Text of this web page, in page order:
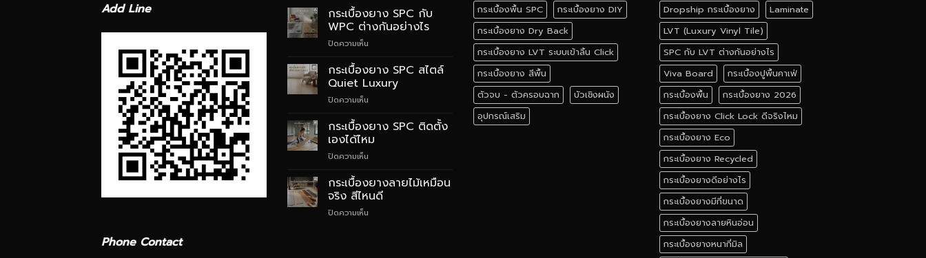
Add Line
Phone Contact
กระเบื้องยาง SPC กับ
WPC ต่างกันอย่างไร
ปิดความเห็น
ยาง
กับ
กัน
อย่างไร
กระเบื้องยาง SPC สไตล์
Quiet Luxury
ปิดความเห็น
ยาง
SPC
สไตล์
กระเบื้องยาง SPC ติดตั้ง
เองได้ไหม
ปิดความเห็น
ยาง
SPC
ติด
กระเบื้องยางลายไม้เหมือน
จริง สีไหนดี
ปิดความเห็น
กระเบื้องพื้น SPC
กระเบื้องยาง DIY
กระเบื้องยาง Dry Back
กระเบื้องยาง LVT ระบบเข้าลิ้น Click
กระเบื้องยาง สีพื้น
ตัวจบ - ตัวครอบฉาก
บัวเชิงผนัง
อุปกรณ์เสริม
Dropship กระเบื้องยาง
Laminate
LVT (Luxury Vinyl Tile)
SPC กับ LVT ต่างกันอย่างไร
Viva Board
กระเบื้องปูพื้นคาเฟ่
กระเบื้องพื้น
กระเบื้องยาง 2026
กระเบื้องยาง Click Lock ดีจริงไหม
กระเบื้องยาง Eco
กระเบื้องยาง Recycled
กระเบื้องยางดีอย่างไร
กระเบื้องยางมีกี่ขนาด
กระเบื้องยางลายหินอ่อน
กระเบื้องยางหนากี่มิล